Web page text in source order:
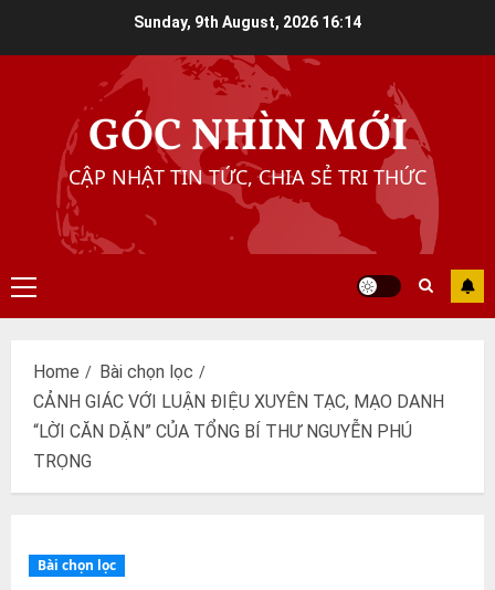
Sunday, 9th August, 2026 16:14
GÓC NHÌN MỚI
CẬP NHẬT TIN TỨC, CHIA SẺ TRI THỨC
Primary
Menu
Home
Bài chọn lọc
CẢNH GIÁC VỚI LUẬN ĐIỆU XUYÊN TẠC, MẠO DANH
“LỜI CĂN DẶN” CỦA TỔNG BÍ THƯ NGUYỄN PHÚ
TRỌNG
Bài chọn lọc